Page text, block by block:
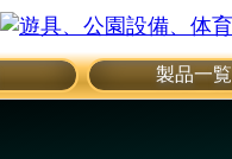
製品一覧